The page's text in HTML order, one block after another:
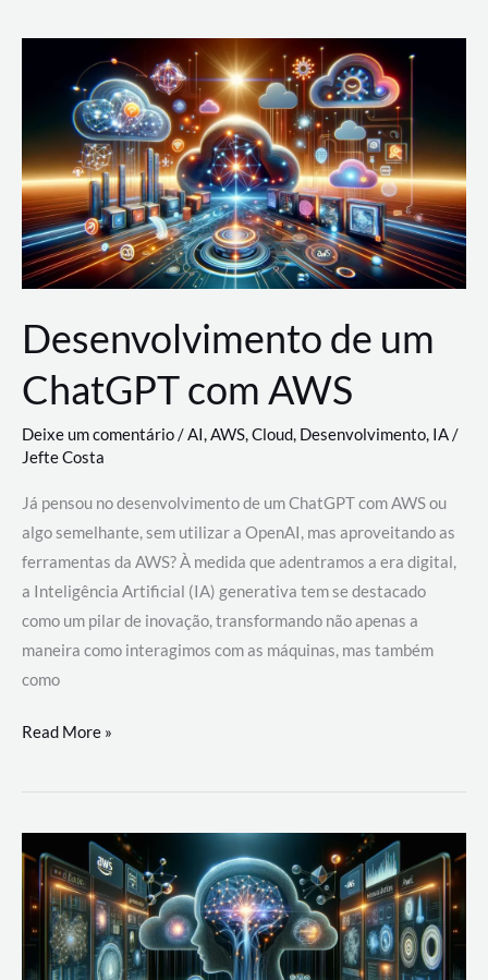
Nuvem:
Google
Cloud,
AWS
e
Azure
Desenvolvimento de um
ChatGPT com AWS
Deixe um comentário/AI,AWS,Cloud, Desenvolvimento, IA/
Jefte Costa
Já pensou no desenvolvimento de um ChatGPT com AWS ou
algo semelhante, sem utilizar a OpenAI, mas aproveitando as
ferramentas da AWS? À medida que adentramos a era digital,
a Inteligência Artificial (IA) generativa tem se destacado
como um pilar de inovação, transformando não apenas a
maneira como interagimos com as máquinas, mas também
como
Desenvolvimento
um
com
AWS
Read More »